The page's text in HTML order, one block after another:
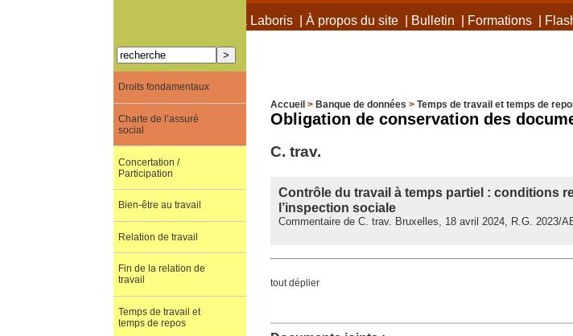
À propos de Terra Laboris| À propos du site| Bulletin Formations|
Accueil > Banque de données > Temps de travail et temps de
Obligation de conservation des
C. trav.
Contrôle du travail à temps partiel : conditions
l’inspection sociale
Commentaire de C. trav. Bruxelles, 18 avril 2024, R.G. 2023/
tout déplier
Droits fondamentaux
Charte de l’assuré
social
Concertation /
Participation
Bien-être au travail
Relation de travail
Fin de la relation de
travail
Temps de travail et
temps de repos